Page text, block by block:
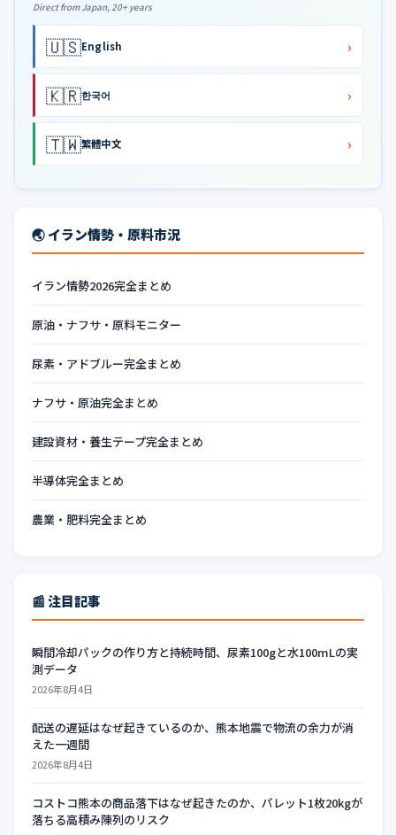
Direct from Japan, 20+ years
🇺🇸English ›
🇰🇷한국어 ›
🇹🇼繁體中文 ›
🌏 イラン情勢・原料市況
イラン情勢2026完全まとめ
原油・ナフサ・原料モニター
尿素・アドブルー完全まとめ
ナフサ・原油完全まとめ
建設資材・養生テープ完全まとめ
半導体完全まとめ
農業・肥料完全まとめ
📰 注目記事
瞬間冷却パックの作り方と持続時間、尿素100gと水100mLの実
測データ
2026年8月4日
配送の遅延はなぜ起きているのか、熊本地震で物流の余力が消
えた一週間
2026年8月4日
コストコ熊本の商品落下はなぜ起きたのか、パレット1枚20kgが
落ちる高積み陳列のリスク